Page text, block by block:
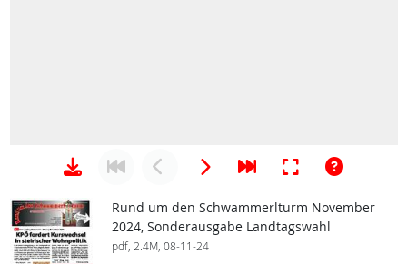
Rund um den Schwammerlturm November
2024, Sonderausgabe Landtagswahl
pdf, 2.4M, 08-11-24